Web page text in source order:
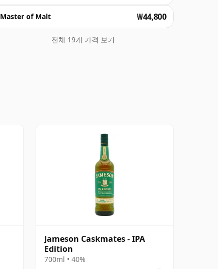
Master of Malt ₩44,800
전체 19개 가격 보기
Jameson Caskmates - IPA
Edition
700ml • 40%